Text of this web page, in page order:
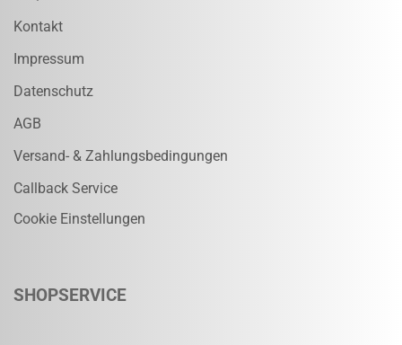
Kontakt
Impressum
Datenschutz
AGB
Versand- & Zahlungsbedingungen
Callback Service
Cookie Einstellungen
SHOPSERVICE